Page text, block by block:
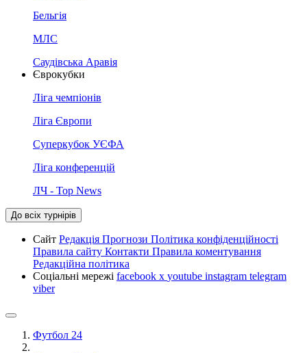
Бельгія
МЛС
Саудівська Аравія
Єврокубки
Ліга чемпіонів
Ліга Європи
Суперкубок УЄФА
Ліга конференцій
ЛЧ - Top News
До всіх турнірів
Сайт Редакція Прогнози Політика конфіденційності
Правила сайту Контакти Правила коментування
Редакційна політика
Соціальні мережі facebook x youtube instagram telegram
viber
Футбол 24